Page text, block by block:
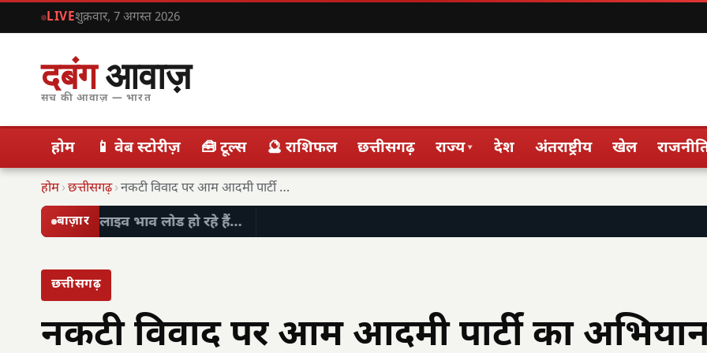
LIVEशुक्रवार, 7 अगस्त 2026
दबंगआवाज़
सच की आवाज़ — भारत
होम 📱 वेब स्टोरीज़ 🧰 टूल्स 🔮 राशिफल छत्तीसगढ़ राज्य▾ देश अंतराष्ट्रीय खेल
होम›छत्तीसगढ़› नकटी विवाद पर आम आदमी पार्टी का अभियान…
बाज़ार लाइव भाव लोड हो रहे हैं…
छत्तीसगढ़
नकटी विवाद पर आम आदमी पार्टी का